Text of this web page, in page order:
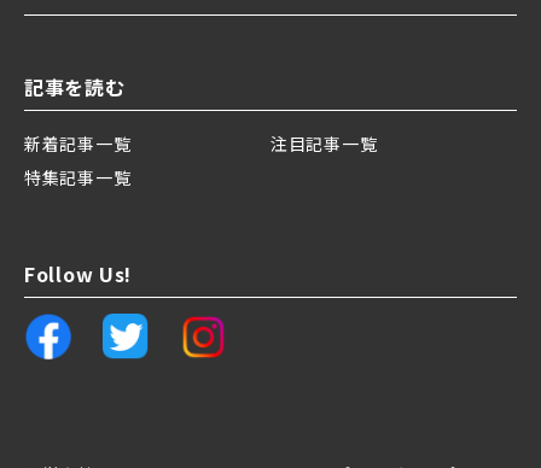
記事を読む
新着記事一覧
注目記事一覧
特集記事一覧
Follow Us!